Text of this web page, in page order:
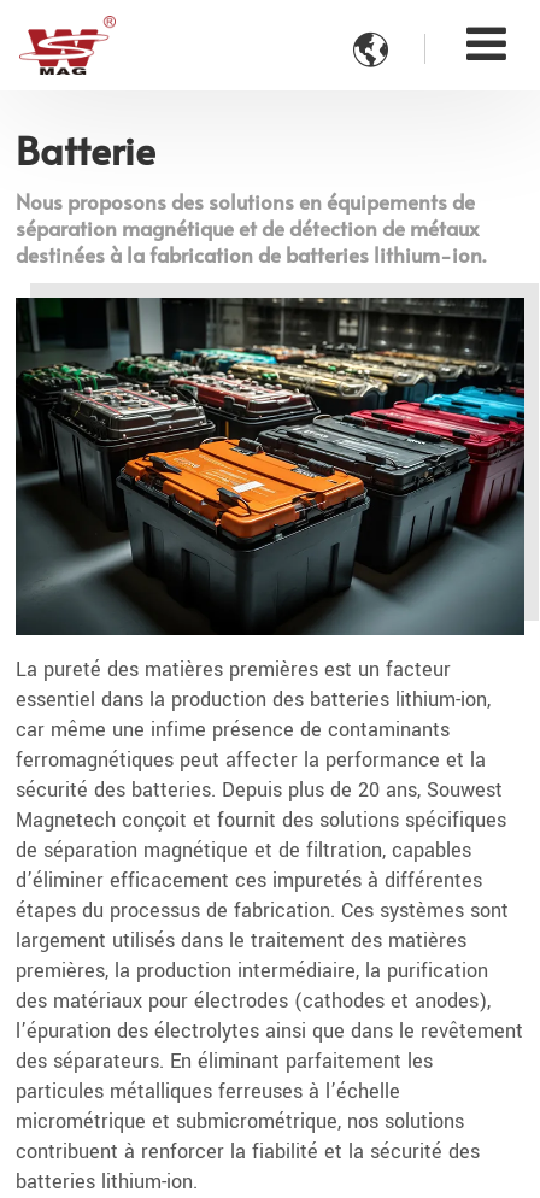

Batterie
Nous proposons des solutions en équipements de
séparation magnétique et de détection de métaux
destinées à la fabrication de batteries lithium-ion.
La pureté des matières premières est un facteur
essentiel dans la production des batteries lithium-ion,
car même une infime présence de contaminants
ferromagnétiques peut affecter la performance et la
sécurité des batteries. Depuis plus de 20 ans, Souwest
Magnetech conçoit et fournit des solutions spécifiques
de séparation magnétique et de filtration, capables
d’éliminer efficacement ces impuretés à différentes
étapes du processus de fabrication. Ces systèmes sont
largement utilisés dans le traitement des matières
premières, la production intermédiaire, la purification
des matériaux pour électrodes (cathodes et anodes),
l’épuration des électrolytes ainsi que dans le revêtement
des séparateurs. En éliminant parfaitement les
particules métalliques ferreuses à l’échelle
micrométrique et submicrométrique, nos solutions
contribuent à renforcer la fiabilité et la sécurité des
batteries lithium-ion.